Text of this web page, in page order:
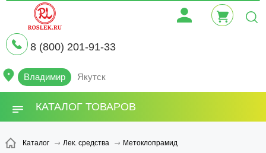
8 (800) 201-91-33
Владимир Якутск
КАТАЛОГ ТОВАРОВ
Каталог Лек. средства Метоклопрамид